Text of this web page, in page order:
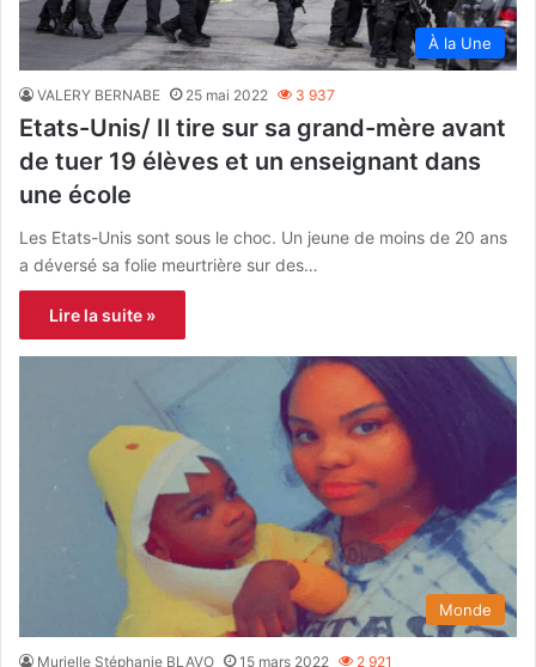
À la Une
VALERY BERNABE 25 mai 2022 3 937
Etats-Unis/ Il tire sur sa grand-mère avant
de tuer 19 élèves et un enseignant dans
une école
Les Etats-Unis sont sous le choc. Un jeune de moins de 20 ans
a déversé sa folie meurtrière sur des…
Lire la suite »
Monde
Murielle Stéphanie BLAVO 15 mars 2022 2 921